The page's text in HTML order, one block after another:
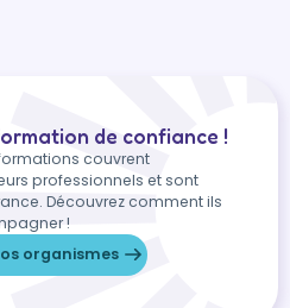
de confiance !
couvrent
professionnels et sont
Découvrez comment ils
!
organismes